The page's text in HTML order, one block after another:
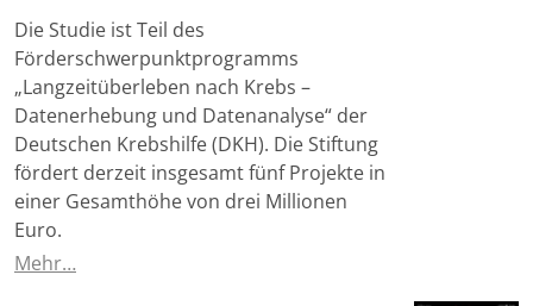
Die Studie ist Teil des
Förderschwerpunktprogramms
„Langzeitüberleben nach Krebs –
Datenerhebung und Datenanalyse“ der
Deutschen Krebshilfe (DKH). Die Stiftung
fördert derzeit insgesamt fünf Projekte in
einer Gesamthöhe von drei Millionen
Euro.
Mehr…